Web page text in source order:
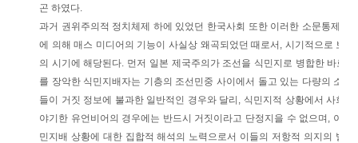
곤 하였다.
과거 권위주의적 정치체제 하에 있었던 한국사회 또한 이러한 소문통제의
에 의해 매스 미디어의 기능이 사실상 왜곡되었던 때로서, 시기적으로 보
의 시기에 해당된다. 먼저 일본 제국주의가 조선을 식민지로 병합한 바로
를 장악한 식민지배자는 기층의 조선민중 사이에서 돌고 있는 다량의 소문
들이 거짓 정보에 불과한 일반적인 경우와 달리, 식민지적 상황에서 사회
야기한 유언비어의 경우에는 반드시 거짓이라고 단정지을 수 없으며, 이는
민지배 상황에 대한 집합적 해석의 노력으로서 이들의 저항적 의지의 발